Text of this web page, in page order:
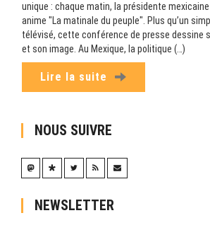
unique : chaque matin, la présidente
anime "La matinale du peuple". Plus qu’un
télévisé, cette conférence de presse dessine
et son image. Au Mexique, la politique (…)
Lire la suite
NOUS SUIVRE
NEWSLETTER